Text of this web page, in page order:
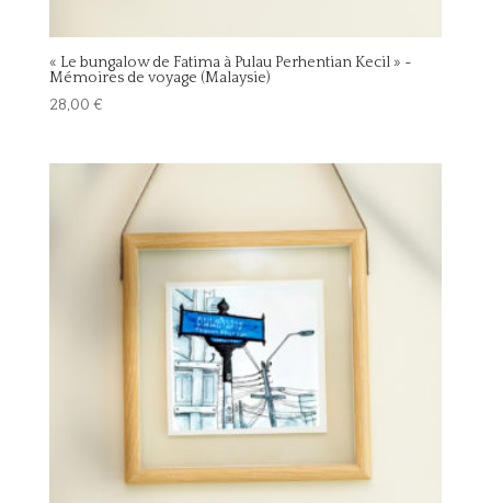
« Le bungalow de Fatima à Pulau Perhentian Kecil » ~
Mémoires de voyage (Malaysie)
28,00 €